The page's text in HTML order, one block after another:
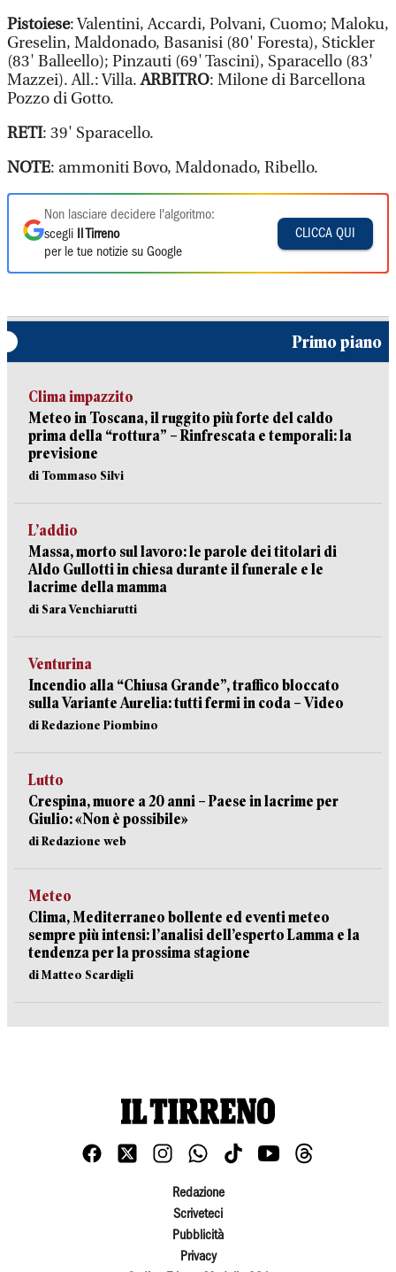
Pistoiese: Valentini, Accardi, Polvani, Cuomo; Maloku,
Greselin, Maldonado, Basanisi (80' Foresta), Stickler
(83' Balleello); Pinzauti (69' Tascini), Sparacello (83'
Mazzei). All.: Villa.ARBITRO: Milone di Barcellona
Pozzo di Gotto.
RETI: 39' Sparacello.
NOTE: ammoniti Bovo, Maldonado, Ribello.
Non lasciare decidere l'algoritmo:
scegli
Il Tirreno
per le tue notizie su Google
CLICCA QUI
Primo piano
Clima impazzito
Meteo in Toscana, il ruggito più forte del caldo
prima della “rottura” – Rinfrescata e temporali: la
previsione
di Tommaso Silvi
L’addio
Massa, morto sul lavoro: le parole dei titolari di
Aldo Gullotti in chiesa durante il funerale e le
lacrime della mamma
di Sara Venchiarutti
Venturina
Incendio alla “Chiusa Grande”, traffico bloccato
sulla Variante Aurelia: tutti fermi in coda – Video
di Redazione Piombino
Lutto
Crespina, muore a 20 anni – Paese in lacrime per
Giulio: «Non è possibile»
di Redazione web
Meteo
Clima, Mediterraneo bollente ed eventi meteo
sempre più intensi: l’analisi dell’esperto Lamma e la
tendenza per la prossima stagione
di Matteo Scardigli
Redazione
Scriveteci
Pubblicità
Privacy